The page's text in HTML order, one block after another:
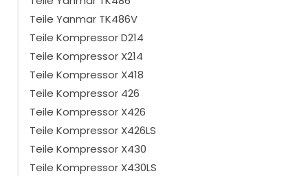
Teile Yanmar TK486V
Teile Kompressor D214
Teile Kompressor X214
Teile Kompressor X418
Teile Kompressor 426
Teile Kompressor X426
Teile Kompressor X426LS
Teile Kompressor X430
Teile Kompressor X430LS